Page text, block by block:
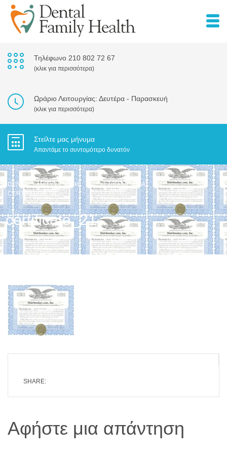
Τηλέφωνο 210 802 72 67
(κλικ για περισσότερα)
Ωράριο Λειτουργίας: Δευτέρα - Παρασκευή
(κλικ για περισσότερα)
Στείλτε μας μήνυμα
Απαντάμε το συντομότερο δυνατόν
DENTAL FAMILY HEALTH > ΣΧΕΤΙΚΆ ΜΕ ΕΜΆΣ
CERTIFICATE_21
certificate_21
SHARE:
Αφήστε μια απάντηση